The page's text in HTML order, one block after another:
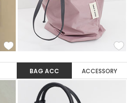
BAG ACC ACCESSORY